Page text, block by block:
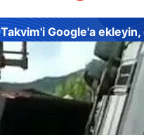
Takvim'i Google'a